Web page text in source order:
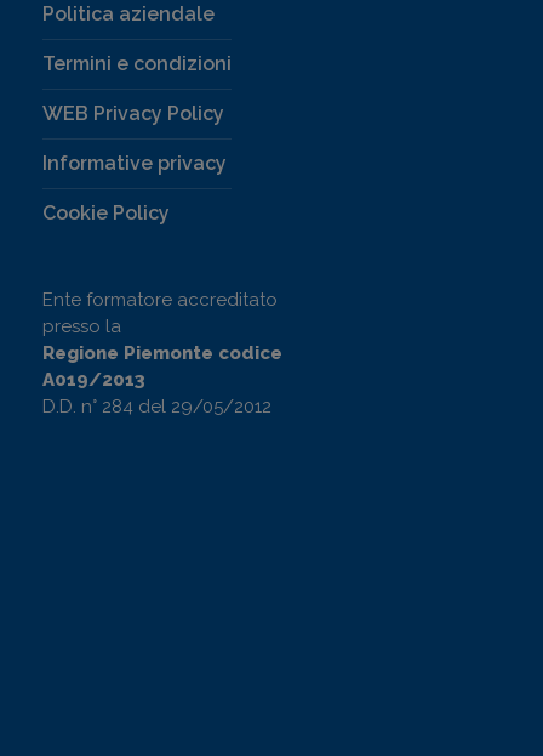
Politica aziendale
Termini e condizioni
WEB Privacy Policy
Informative privacy
Cookie Policy
Ente formatore accreditato
presso la
Regione Piemonte codice
A019/2013
D.D. n° 284 del 29/05/2012